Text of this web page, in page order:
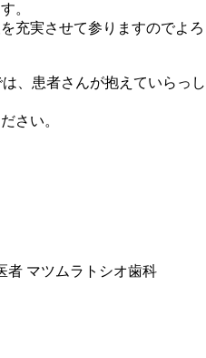
。
充実させて参りますのでよろ
、患者さんが抱えていらっ
さい。
者 マツムラトシオ歯科